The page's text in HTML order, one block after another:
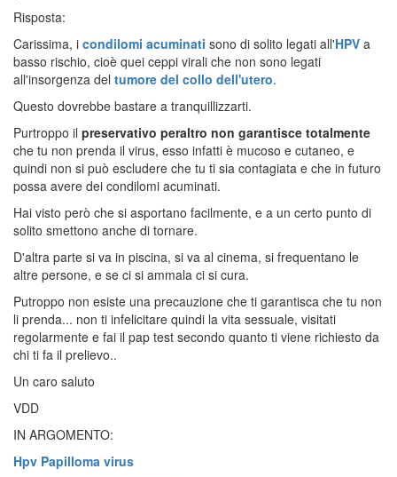
Risposta:
Carissima, i condilomi acuminati sono di solito legati all'HPV a
basso rischio, cioè quei ceppi virali che non sono legati
all'insorgenza del tumore del collo dell'utero.
Questo dovrebbe bastare a tranquillizzarti.
Purtroppo il preservativo peraltro non garantisce totalmente
che tu non prenda il virus, esso infatti è mucoso e cutaneo, e
quindi non si può escludere che tu ti sia contagiata e che in futuro
possa avere dei condilomi acuminati.
Hai visto però che si asportano facilmente, e a un certo punto di
solito smettono anche di tornare.
D'altra parte si va in piscina, si va al cinema, si frequentano le
altre persone, e se ci si ammala ci si cura.
Putroppo non esiste una precauzione che ti garantisca che tu non
li prenda... non ti infelicitare quindi la vita sessuale, visitati
regolarmente e fai il pap test secondo quanto ti viene richiesto da
chi ti fa il prelievo..
Un caro saluto
VDD
IN ARGOMENTO:
Hpv Papilloma virus